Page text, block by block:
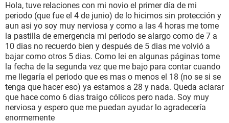
BIENESTAR
SEXUALIDAD
GLOSARIO
Hola, tuve relaciones con mi novio el primer día de mi
periodo (que fue el 4 de junio) de lo hicimos sin protección y
aun asi yo soy muy nerviosa y como a las 4 horas me tome
la pastilla de emergencia mi periodo se alargo como de 7 a
10 dias no recuerdo bien y después de 5 dias me volvió a
bajar como otros 5 dias. Como lei en algunas páginas tome
la fecha de la segunda vez que me bajo para contar cuando
me llegaría el periodo que es mas o menos el 18 (no se si se
tenga que hacer eso) ya estamos a 28 y nada. Queda aclarar
que hace como 6 dias traigo cólicos pero nada. Soy muy
nerviosa y espero que me puedan ayudar lo agradecería
enormemente